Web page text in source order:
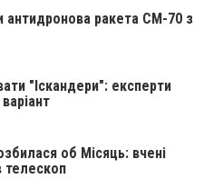
антидронова ракета CM-70 з
"Іскандери": експерти
об Місяць: вчені
телескоп